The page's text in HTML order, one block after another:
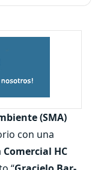
(SMA)
con una
Comercial HC